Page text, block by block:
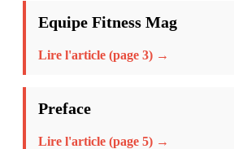
Equipe Fitness Mag
Lire l'article (page 3) →
Preface
Lire l'article (page 5) →